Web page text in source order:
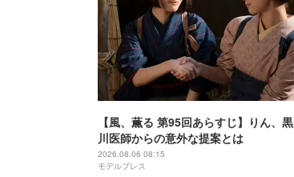
【風、薫る 第95回あらすじ】りん、黒
川医師からの意外な提案とは
2026.08.06 08:15
モデルプレス